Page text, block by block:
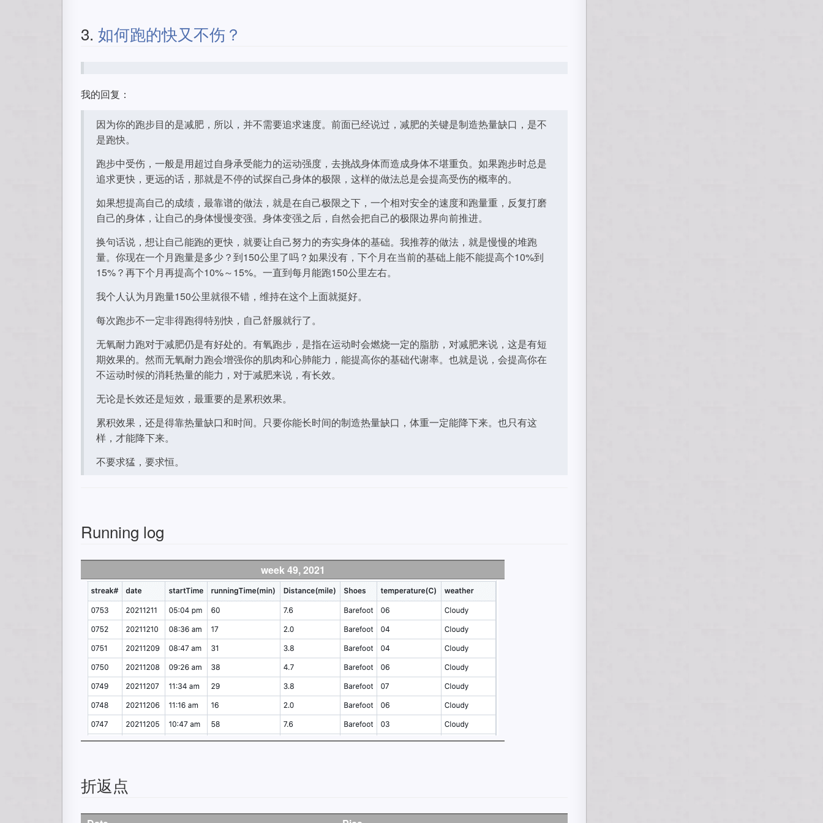
3. 如何跑的快又不伤？
我的回复：
因为你的跑步目的是减肥，所以，并不需要追求速度。前面已经说过，减肥的关键是制造热量缺口，是不
是跑快。
跑步中受伤，一般是用超过自身承受能力的运动强度，去挑战身体而造成身体不堪重负。如果跑步时总是
追求更快，更远的话，那就是不停的试探自己身体的极限，这样的做法总是会提高受伤的概率的。
如果想提高自己的成绩，最靠谱的做法，就是在自己极限之下，一个相对安全的速度和跑量重，反复打磨
自己的身体，让自己的身体慢慢变强。身体变强之后，自然会把自己的极限边界向前推进。
换句话说，想让自己能跑的更快，就要让自己努力的夯实身体的基础。我推荐的做法，就是慢慢的堆跑
量。你现在一个月跑量是多少？到150公里了吗？如果没有，下个月在当前的基础上能不能提高个10%到
15%？再下个月再提高个10%～15%。一直到每月能跑150公里左右。
我个人认为月跑量150公里就很不错，维持在这个上面就挺好。
每次跑步不一定非得跑得特别快，自己舒服就行了。
无氧耐力跑对于减肥仍是有好处的。有氧跑步，是指在运动时会燃烧一定的脂肪，对减肥来说，这是有短
期效果的。然而无氧耐力跑会增强你的肌肉和心肺能力，能提高你的基础代谢率。也就是说，会提高你在
不运动时候的消耗热量的能力，对于减肥来说，有长效。
无论是长效还是短效，最重要的是累积效果。
累积效果，还是得靠热量缺口和时间。只要你能长时间的制造热量缺口，体重一定能降下来。也只有这
样，才能降下来。
不要求猛，要求恒。
Running log
week 49, 2021
折返点